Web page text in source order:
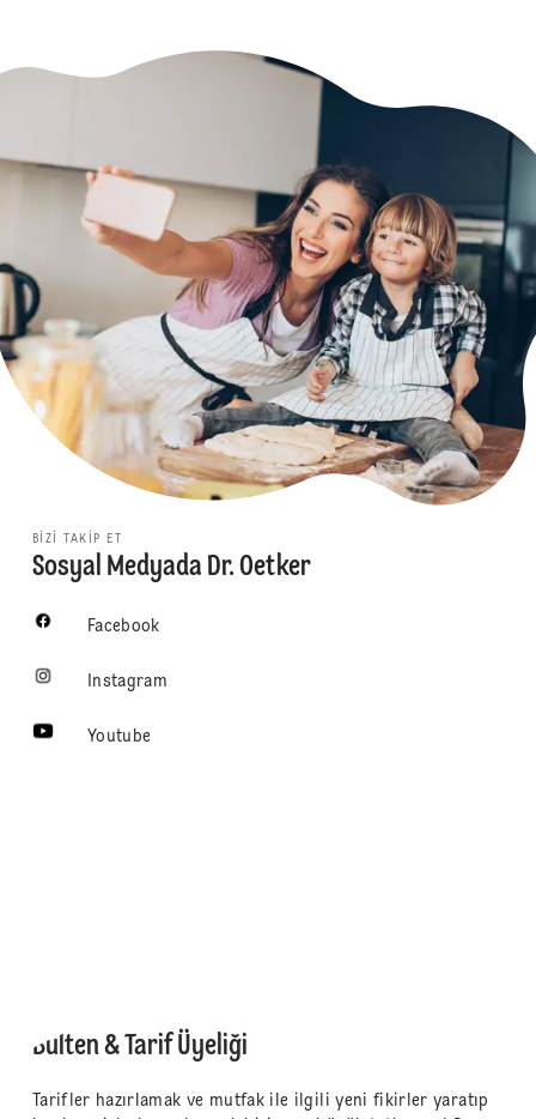
BIZI TAKIP ET
Sosyal Medyada Dr. Oetker
Facebook
Instagram
Youtube
Bülten & Tarif Üyeliği
Tarifler hazırlamak ve mutfak ile ilgili yeni fikirler yaratıp